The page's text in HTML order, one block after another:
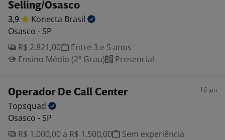
Selling/Osasco
3,9 Konecta Brasil
Osasco - SP
R$ 2.821,00
Entre 3 e 5 anos
Ensino Médio (2º Grau)
Presencial
Operador De Call Center 16 jan
Topsquad
Osasco - SP
R$ 1.000,00 a R$ 1.500,00
Sem experiência